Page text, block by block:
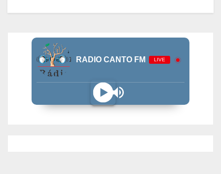
RADIO CANTO FM LIVE